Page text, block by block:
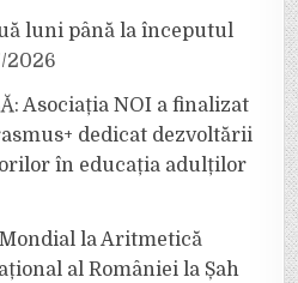
luni până la începutul
2026
Asociația NOI a finalizat
dedicat dezvoltării
în educația adulților
la Aritmetică
al României la Șah